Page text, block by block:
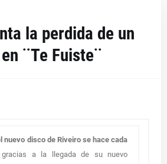
la perdida de un
¨Te Fuiste¨
nuevo disco de Riveiro se hace cada
a la llegada de su nuevo